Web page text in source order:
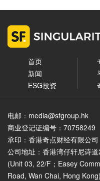
首页
新闻
ESG投资
电邮：media@sfgroup.hk
商业登记证编号：70758249
承印：香港奇点财经有限公司
公司地址：香港湾仔轩尼诗
(Unit 03, 22/F；Easey
Road, Wan Chai, Hong Kong)